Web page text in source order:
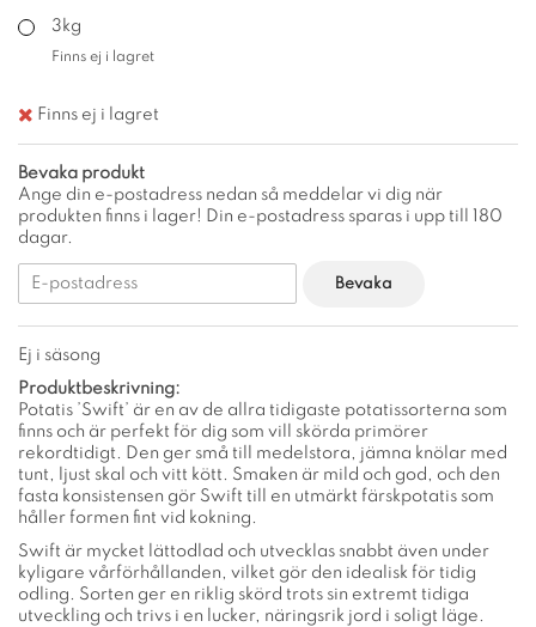
3kg
Finns ej i lagret
Finns ej i lagret
Bevaka produkt
Ange din e-postadress nedan så meddelar vi dig när
produkten finns i lager! Din e-postadress sparas i upp till 180
dagar.
Bevaka
Ej i säsong
Produktbeskrivning:
Potatis ’Swift’ är en av de allra tidigaste potatissorterna som
finns och är perfekt för dig som vill skörda primörer
rekordtidigt. Den ger små till medelstora, jämna knölar med
tunt, ljust skal och vitt kött. Smaken är mild och god, och den
fasta konsistensen gör Swift till en utmärkt färskpotatis som
håller formen fint vid kokning.
Swift är mycket lättodlad och utvecklas snabbt även under
kyligare vårförhållanden, vilket gör den idealisk för tidig
odling. Sorten ger en riklig skörd trots sin extremt tidiga
utveckling och trivs i en lucker, näringsrik jord i soligt läge.